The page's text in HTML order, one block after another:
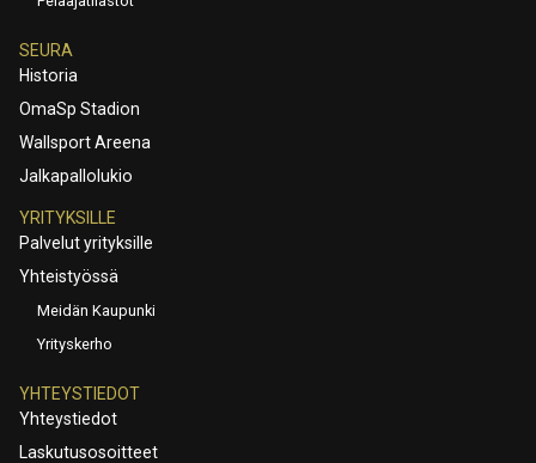
SEURA
Historia
OmaSp Stadion
Wallsport Areena
Jalkapallolukio
YRITYKSILLE
Palvelut yrityksille
Yhteistyössä
Meidän Kaupunki
Yrityskerho
YHTEYSTIEDOT
Yhteystiedot
Laskutusosoitteet